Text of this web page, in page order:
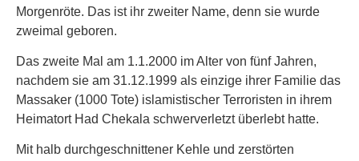
Morgenröte. Das ist ihr zweiter Name, denn sie wurde
zweimal geboren.
Das zweite Mal am 1.1.2000 im Alter von fünf Jahren,
nachdem sie am 31.12.1999 als einzige ihrer Familie das
Massaker (1000 Tote) islamistischer Terroristen in ihrem
Heimatort Had Chekala schwerverletzt überlebt hatte.
Mit halb durchgeschnittener Kehle und zerstörten